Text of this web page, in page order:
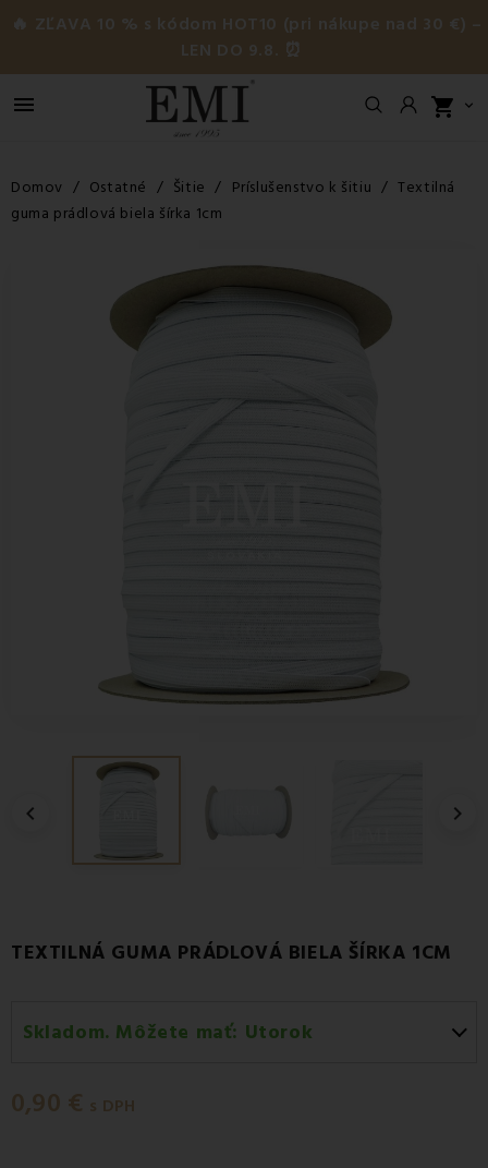
🔥 ZĽAVA 10 % s kódom HOT10 (pri nákupe nad 30 €) –
LEN DO 9.8. ⏰
 shopping_cart 
Domov Ostatné Šitie Príslušenstvo k šitiu
Textilná
guma prádlová biela šírka 1cm
 
TEXTILNÁ GUMA PRÁDLOVÁ BIELA ŠÍRKA 1CM
Skladom. Môžete mať: Utorok
Utorok 11.08
0,90 € s DPH